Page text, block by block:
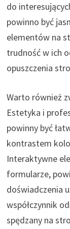
do
powinno być
elementów na
trudność w ich
opuszczenia
Warto również
Estetyka i
powinny być
kontrastem
Interaktywne
formularze,
doświadczenia
współczynnik
spędzany na